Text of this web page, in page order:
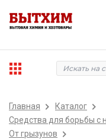
Главная
Каталог
Средства для борьбы с
От грызунов